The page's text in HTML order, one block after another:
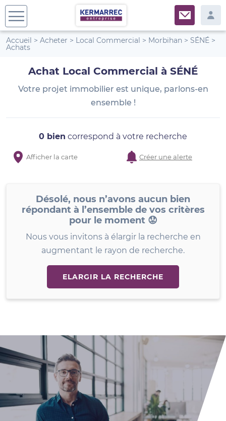
Accueil > Acheter > Local Commercial > Morbihan > SÉNÉ >
Achats
Achat Local Commercial à SÉNÉ
Votre projet immobilier est unique, parlons-en
ensemble !
0 bien correspond à votre recherche
Afficher la carte Créer une alerte
Désolé, nous n’avons aucun bien
répondant à l’ensemble de vos critères
pour le moment 😟
Nous vous invitons à élargir la recherche en
augmentant le rayon de recherche.
ELARGIR LA RECHERCHE